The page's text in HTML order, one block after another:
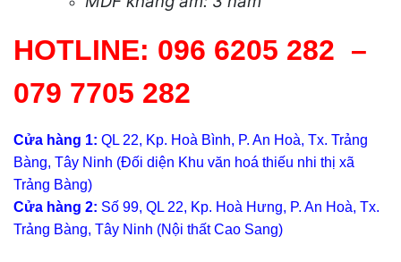
HOTLINE: 096 6205 282 –
079 7705 282
Cửa hàng 1: QL 22, Kp. Hoà Bình, P. An Hoà, Tx. Trảng
Bàng, Tây Ninh (Đối diện Khu văn hoá thiếu nhi thị xã
Trảng Bàng)
Cửa hàng 2: Số 99, QL 22, Kp. Hoà Hưng, P. An Hoà, Tx.
Trảng Bàng, Tây Ninh (Nội thất Cao Sang)